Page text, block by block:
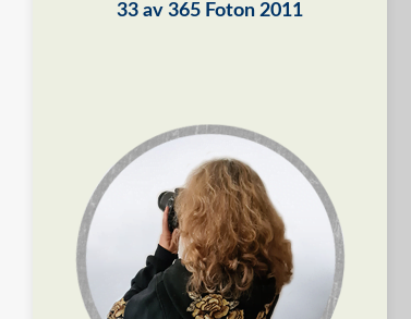
33 av 365 Foton 2011